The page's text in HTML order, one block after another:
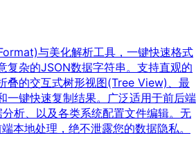
与美化解析工具，一键快速格式
复杂的JSON数据字符串。支持直观的
叠的交互式树形视图(Tree View)、最
一键快速复制结果。广泛适用于前后端
析、以及各类系统配置文件编辑。无
本地处理，绝不泄露您的数据隐私。